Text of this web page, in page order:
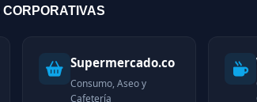
Supermercado.co
Consumo, Aseo y
Cafetería